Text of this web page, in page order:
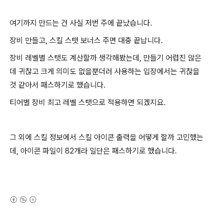
여기까지 만드는 건 사실 저번 주에 끝났습니다.
장비 만들고, 스킬 스탯 보너스 주면 대충 끝납니다.
장비 레벨별 스탯도 계산할까 생각해봤는데, 만들기 어렵진 않은
데 귀찮고 크게 의미도 없을뿐더러 사용하는 입장에서는 귀찮을
것 같아서 패스하기로 했습니다.
티어별 장비 최고 레벨 스탯으로 적용하면 되겠지요.
그 외에 스킬 정보에서 스킬 아이콘 출력을 어떻게 할까 고민했는
데, 아이콘 파일이 82개라 일단은 패스하기로 했습니다.